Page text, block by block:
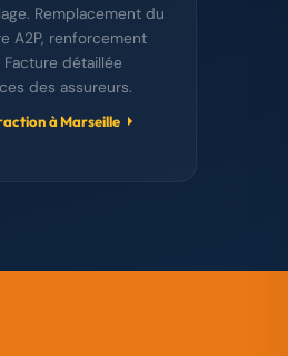
Remplacement du
A2P, renforcement
détaillée
des assureurs.
à Marseille